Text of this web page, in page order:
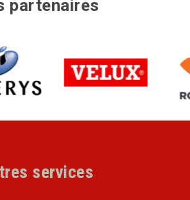
partenaires
services